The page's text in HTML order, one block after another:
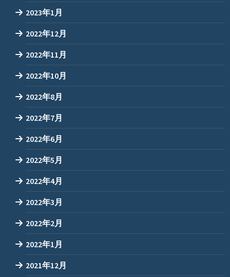
2023年1月
2022年12月
2022年11月
2022年10月
2022年8月
2022年7月
2022年6月
2022年5月
2022年4月
2022年3月
2022年2月
2022年1月
2021年12月